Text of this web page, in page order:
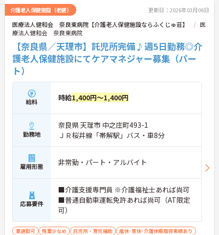
介護老人保健施設（老健） 更新日：2026年03月06日
医療法人健和会 奈良東病院【介護老人保健施設ならふくじゅ荘】
医
療法人健和会 奈良東病院
【奈良県／天理市】託児所完備♪週5日勤務◎介
護老人保健施設にてケアマネジャー募集（パー
ト）
給料 時給1,400円～1,400円
勤務地
奈良県 天理市 中之庄町493-1
ＪＲ桜井線「帯解駅」バス・車8分
雇用形態 非常勤・パート・アルバイト
応募要件
■介護支援専門員 ※介護福祉士あれば尚可
■普通自動車運転免許あれば尚可（AT限定
可）
車通勤可 残業少なめ 託児所・育児補助
産休･育休･介護休暇取得実績あり